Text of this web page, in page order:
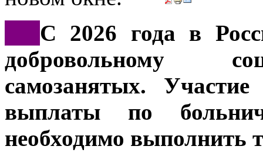
С 2026 года в
добровольному
самозанятых.
выплаты по
необходимо выполнить